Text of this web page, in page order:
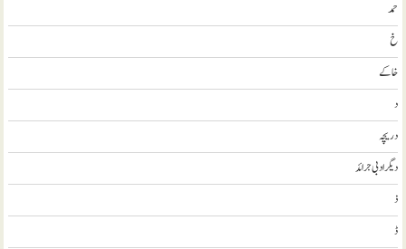
حمد
خ
خاکے
د
دریچہ
ديگر ادبی جرائد
ذ
ڈ